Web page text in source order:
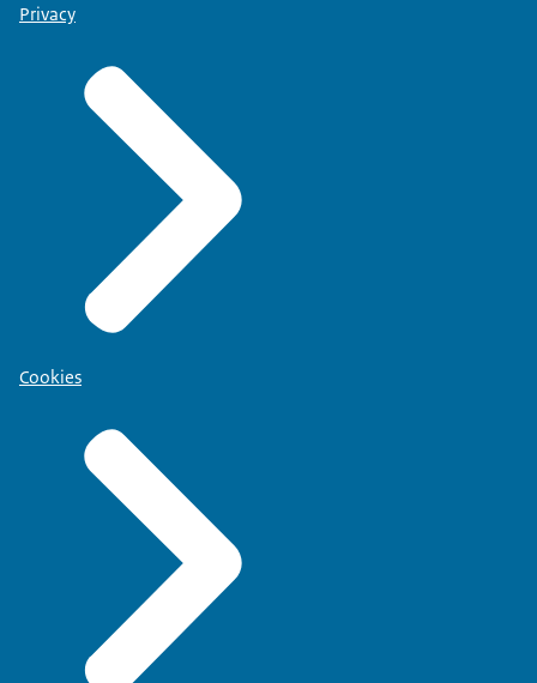
Privacy
Cookies